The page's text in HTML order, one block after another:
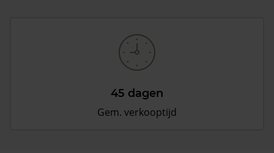
45 dagen
Gem. verkooptijd